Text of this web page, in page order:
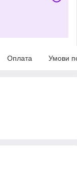
Оплата Умови